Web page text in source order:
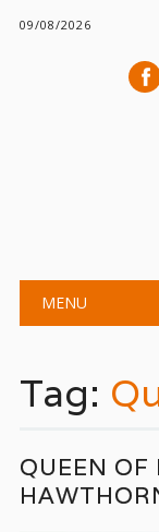
09/08/2026
Main
MENU
Tag:
QUEEN OF